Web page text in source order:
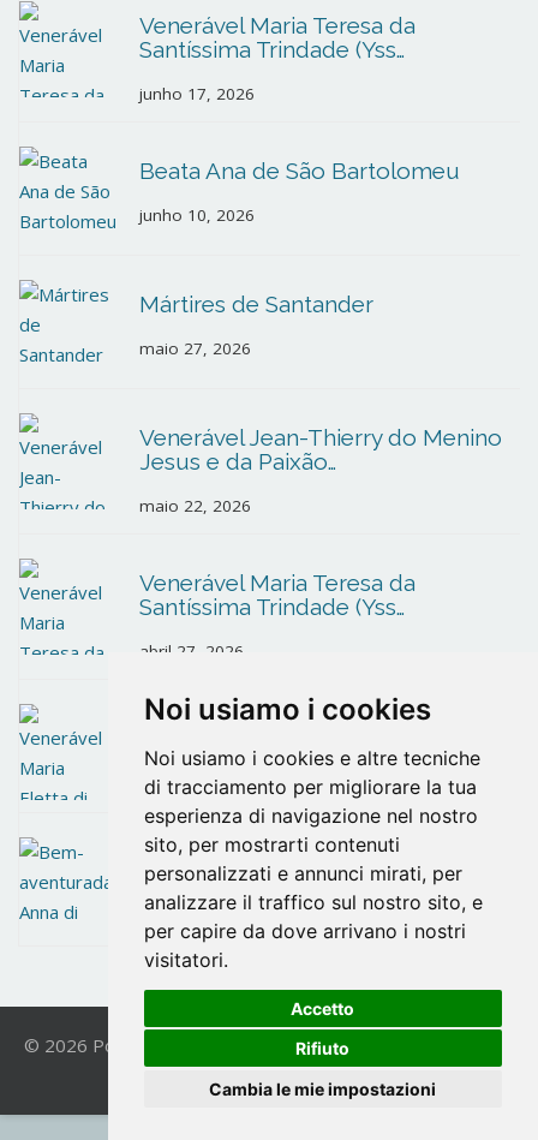
Noi usiamo i cookies
Noi usiamo i cookies e altre tecniche
di tracciamento per migliorare la tua
esperienza di navigazione nel nostro
sito, per mostrarti contenuti
personalizzati e annunci mirati, per
analizzare il traffico sul nostro sito, e
per capire da dove arrivano i nostri
visitatori.
Accetto
Rifiuto
Cambia le mie impostazioni
Venerável Maria Teresa da
Santíssima Trindade (Yss…
junho 17, 2026
Beata Ana de São Bartolomeu
junho 10, 2026
Mártires de Santander
maio 27, 2026
Venerável Jean-Thierry do Menino
Jesus e da Paixão…
maio 22, 2026
Venerável Maria Teresa da
Santíssima Trindade (Yss…
abril 27, 2026
Venerável Maria Eletta di Gesù
abril 27, 2026
Bem-aventurada Anna di Gesù
abril 14, 2026
© 2026 Postulazione OCD. All Rights Reserved. | Powered
byVICIS|Privacy Policy